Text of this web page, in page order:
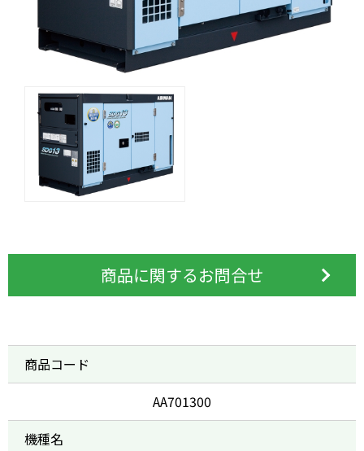
商品に関するお問合せ
商品コード
AA701300
機種名